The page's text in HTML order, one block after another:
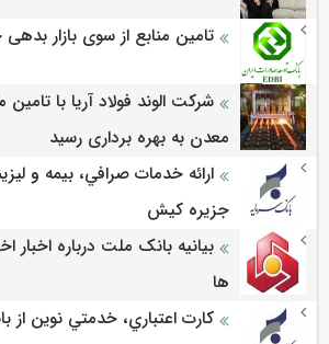
تامین منابع از سوی بازار
شرکت الوند فولاد آریا با
معدن به بهره برداری رسید
ارائه خدمات صرافي، بيمه و
جزيره كيش
بیانیه بانک ملت درباره اخبار
ها
كارت اعتباري، خدمتي نوين از